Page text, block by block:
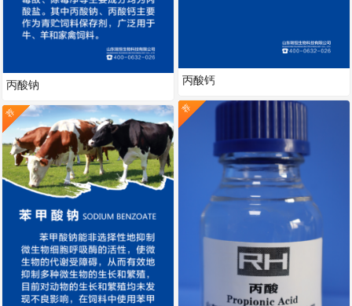
丙酸钠
荐
丙酸钙
荐